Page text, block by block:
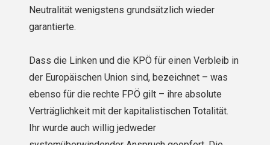
Neutralität wenigstens grundsätzlich wieder
garantierte.
Dass die Linken und die KPÖ für einen Verbleib in
der Europäischen Union sind, bezeichnet – was
ebenso für die rechte FPÖ gilt – ihre absolute
Verträglichkeit mit der kapitalistischen Totalität.
Ihr wurde auch willig jedweder